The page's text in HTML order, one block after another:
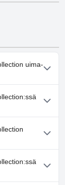
uima-
ei ole uima-
ei tarjoa
toivottaa